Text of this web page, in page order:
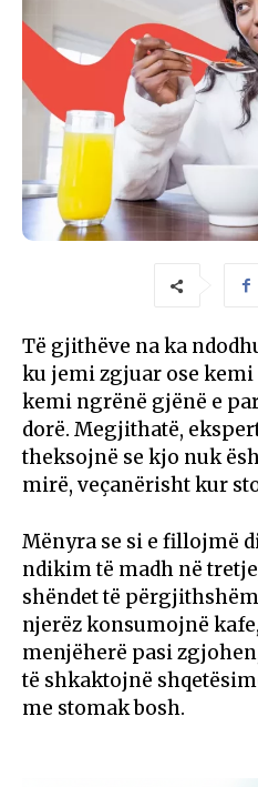
Të gjithëve na ka
ku jemi zgjuar ose
kemi ngrënë gjënë e
dorë. Megjithatë,
theksojnë se kjo nuk
mirë, veçanërisht kur
Mënyra se si e fillojmë
ndikim të madh në
shëndet të
njerëz konsumojnë
menjëherë pasi
të shkaktojnë
me stomak bosh.